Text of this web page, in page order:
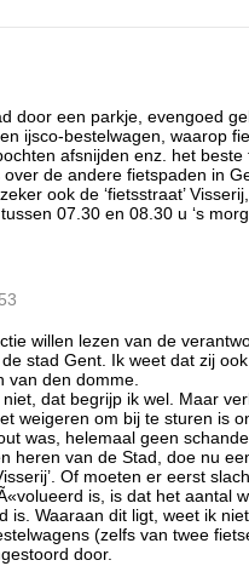
door een parkje, evengoed
ijsco-bestelwagen, waarop
afsnijden enz. het beste
de andere fietspaden in
ook de ‘fietsstraat’
07.30 en 08.30 u ‘s
willen lezen van de
stad Gent. Ik weet dat zij
van den domme.
dat begrijp ik wel. Maar
weigeren om bij te sturen is
was, helemaal geen
heren van de Stad, doe nu
Of moeten er eerst
is, is dat het aantal
is. Waaraan dit ligt, weet ik
(zelfs van twee
door.